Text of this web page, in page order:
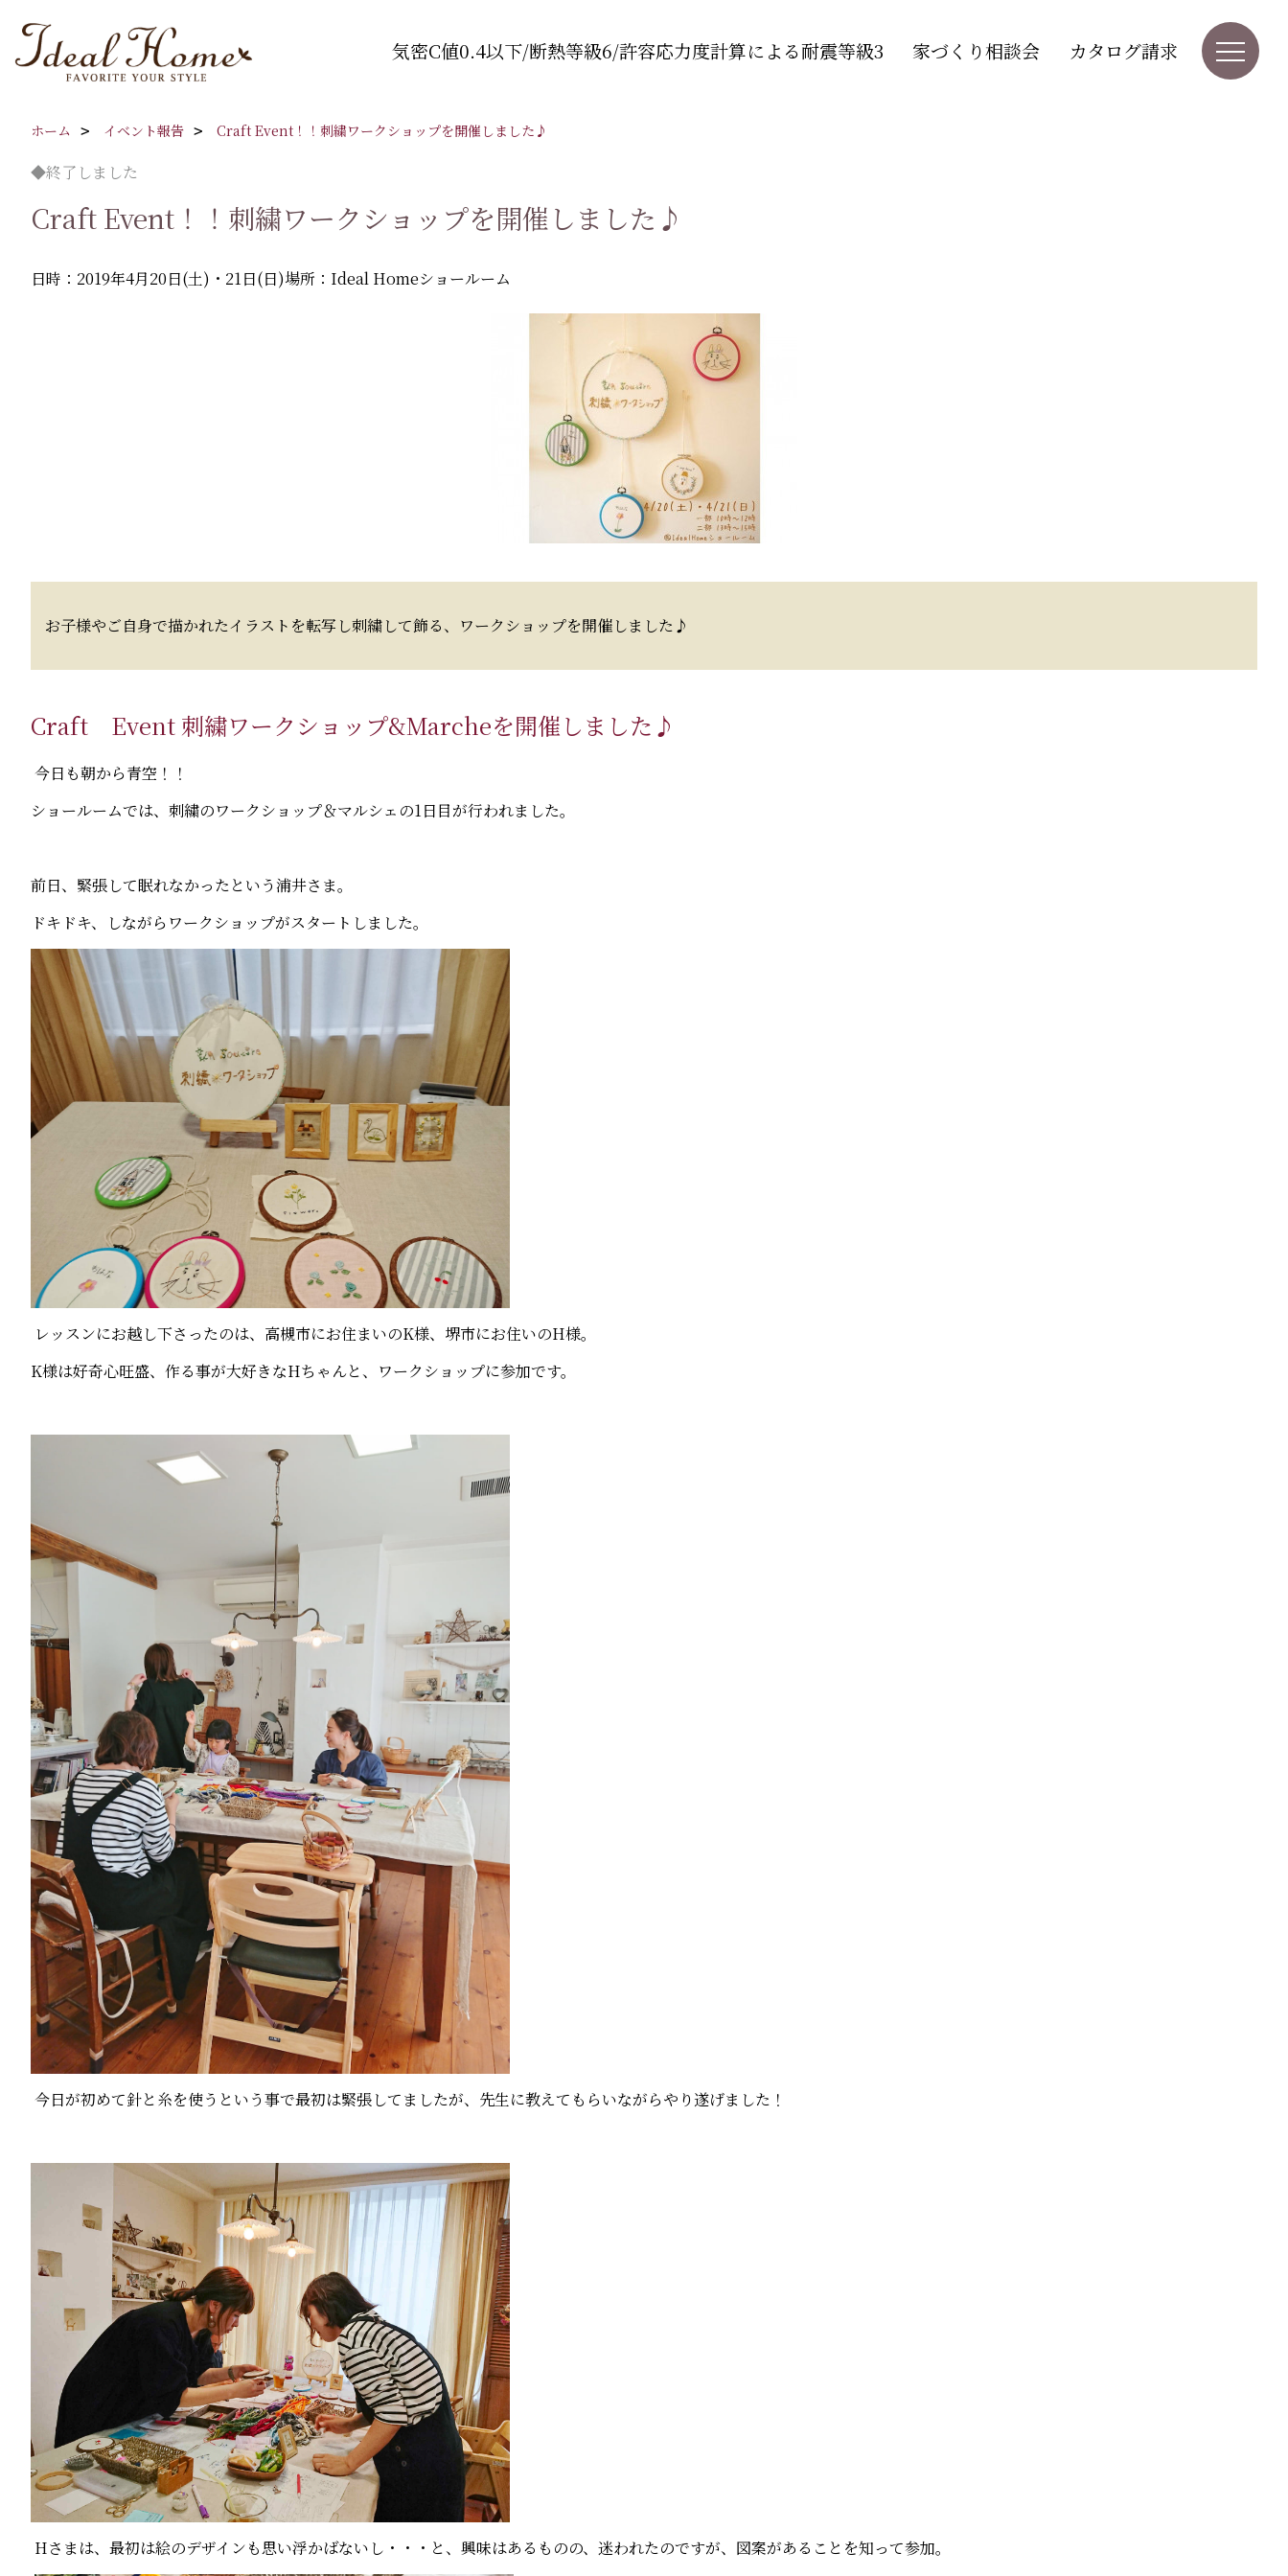
気密C値0.4以下/断熱等級6/許容応力度計算による耐震等級3 家づくり相談会 カタログ請求
ホーム イベント報告 Craft Event！！刺繍ワークショップを開催しました♪
◆終了しました
Craft Event！！刺繍ワークショップを開催しました♪
日時：2019年4月20日(土)・21日(日)場所：Ideal Homeショールーム
お子様やご自身で描かれたイラストを転写し刺繍して飾る、ワークショップを開催しました♪
Craft Event 刺繍ワークショップ&Marcheを開催しました♪
今日も朝から青空！！
ショールームでは、刺繍のワークショップ＆マルシェの1日目が行われました。
前日、緊張して眠れなかったという浦井さま。
ドキドキ、しながらワークショップがスタートしました。
レッスンにお越し下さったのは、高槻市にお住まいのK様、堺市にお住いのH様。
K様は好奇心旺盛、作る事が大好きなHちゃんと、ワークショップに参加です。
今日が初めて針と糸を使うという事で最初は緊張してましたが、先生に教えてもらいながらやり遂げました！
Hさまは、最初は絵のデザインも思い浮かばないし・・・と、興味はあるものの、迷われたのですが、図案があることを知って参加。